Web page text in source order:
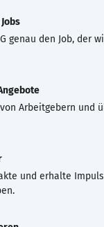
genau den Job, der
Arbeitgebern und
und erhalte